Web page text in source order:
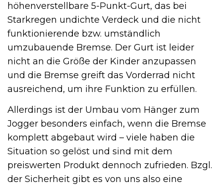
höhenverstellbare 5-Punkt-Gurt, das bei
Starkregen undichte Verdeck und die nicht
funktionierende bzw. umständlich
umzubauende Bremse. Der Gurt ist leider
nicht an die Größe der Kinder anzupassen
und die Bremse greift das Vorderrad nicht
ausreichend, um ihre Funktion zu erfüllen.
Allerdings ist der Umbau vom Hänger zum
Jogger besonders einfach, wenn die Bremse
komplett abgebaut wird – viele haben die
Situation so gelöst und sind mit dem
preiswerten Produkt dennoch zufrieden. Bzgl.
der Sicherheit gibt es von uns also eine